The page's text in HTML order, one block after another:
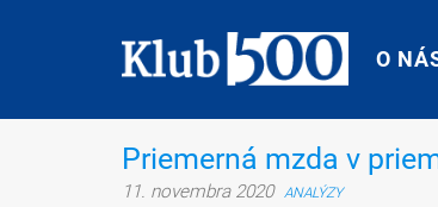
O
O
Priemerná mzda v
11. novembra 2020 ANALÝZY